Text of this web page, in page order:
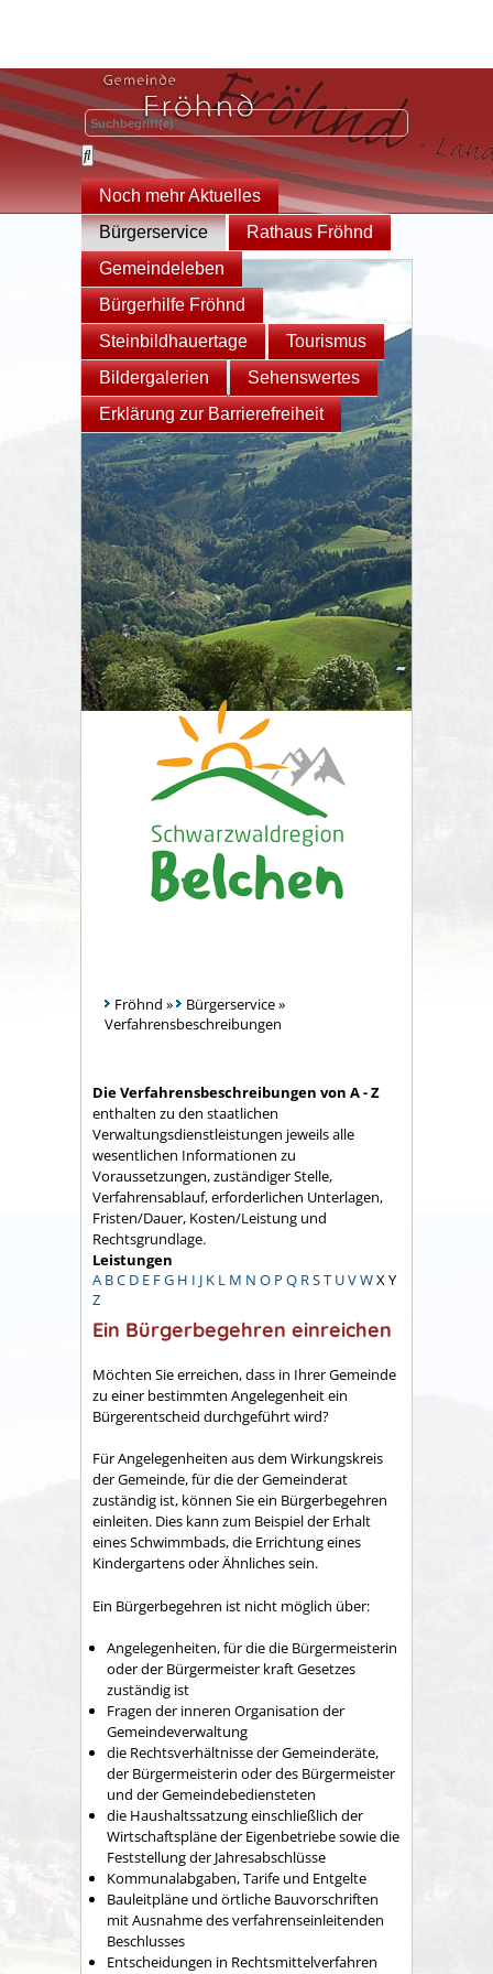
Noch mehr Aktuelles
Bürgerservice
Rathaus Fröhnd
Gemeindeleben
Bürgerhilfe Fröhnd
Steinbildhauertage
Tourismus
Bildergalerien
Sehenswertes
Erklärung zur Barrierefreiheit
Fröhnd » Bürgerservice»
Verfahrensbeschreibungen
Die Verfahrensbeschreibungen von A - Z
enthalten zu den staatlichen
Verwaltungsdienstleistungen jeweils alle
wesentlichen Informationen zu
Voraussetzungen, zuständiger Stelle,
Verfahrensablauf, erforderlichen Unterlagen,
Fristen/Dauer, Kosten/Leistung und
Rechtsgrundlage.
Leistungen
A BC D E FG H I J K L M N O P Q RST UVWX Y
Z
Ein Bürgerbegehren einreichen
Möchten Sie erreichen, dass in Ihrer Gemeinde
zu einer bestimmten Angelegenheit ein
Bürgerentscheid durchgeführt wird?
Für Angelegenheiten aus dem Wirkungskreis
der Gemeinde, für die der Gemeinderat
zuständig ist, können Sie ein Bürgerbegehren
einleiten. Dies kann zum Beispielder Erhalt
eines Schwimmbads, die Errichtung eines
Kindergartens oder Ähnliches sein.
Ein Bürgerbegehren ist nicht möglich über:
Angelegenheiten, für die die Bürgermeisterin
oder der Bürgermeister kraft Gesetzes
zuständig ist
Fragen der inneren Organisation der
Gemeindeverwaltung
die Rechtsverhältnisse der Gemeinderäte,
der Bürgermeisterin oder des Bürgermeister
und der Gemeindebediensteten
die Haushaltssatzung einschließlich der
Wirtschaftspläne der Eigenbetriebe sowie die
Feststellung der Jahresabschlüsse
Kommunalabgaben, Tarife und Entgelte
Bauleitpläne und örtliche Bauvorschriften
mit Ausnahme des verfahrenseinleitenden
Beschlusses
Entscheidungen in Rechtsmittelverfahren